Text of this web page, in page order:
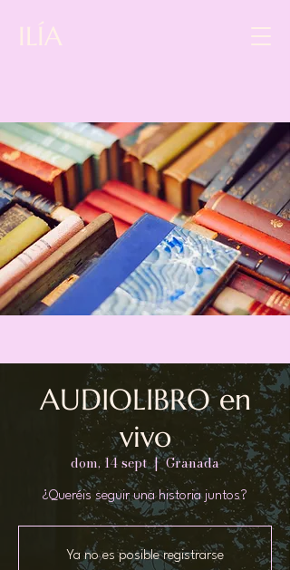
ILÍA
AUDIOLIBRO en
vivo
dom, 14 sept
  |
Granada
¿Queréis seguir una historia juntos?
Ya no es posible registrarse